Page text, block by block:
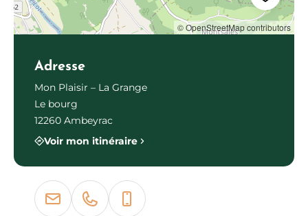
© OpenStreetMap contributors
Adresse
Mon Plaisir – La Grange
Le bourg
12260 Ambeyrac
Voir mon itinéraire